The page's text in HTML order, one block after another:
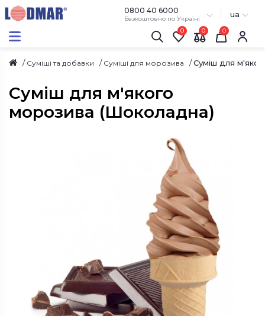
0800 40 6000
Безкоштовно по Україні ua
0 0
Суміші та добавки Суміші для морозива Суміш для
Суміш для м'якого
морозива (Шоколадна)